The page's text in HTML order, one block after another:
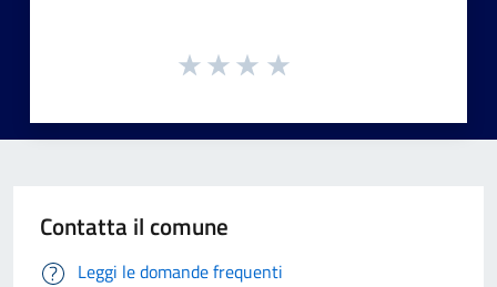
Contatta il comune
Leggi le domande frequenti